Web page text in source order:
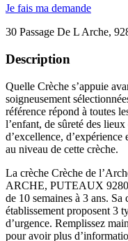
Je fais ma demande
30 Passage De L Arche,
Description
Quelle Crèche s’appuie
soigneusement
référence répond à toutes
l’enfant, de sûreté des
d’excellence,
au niveau de cette crèche.
La crèche Crèche de
ARCHE, PUTEAUX
de 10 semaines à 3 ans. Sa
établissement proposent 3
d’urgence. Remplissez
pour avoir plus